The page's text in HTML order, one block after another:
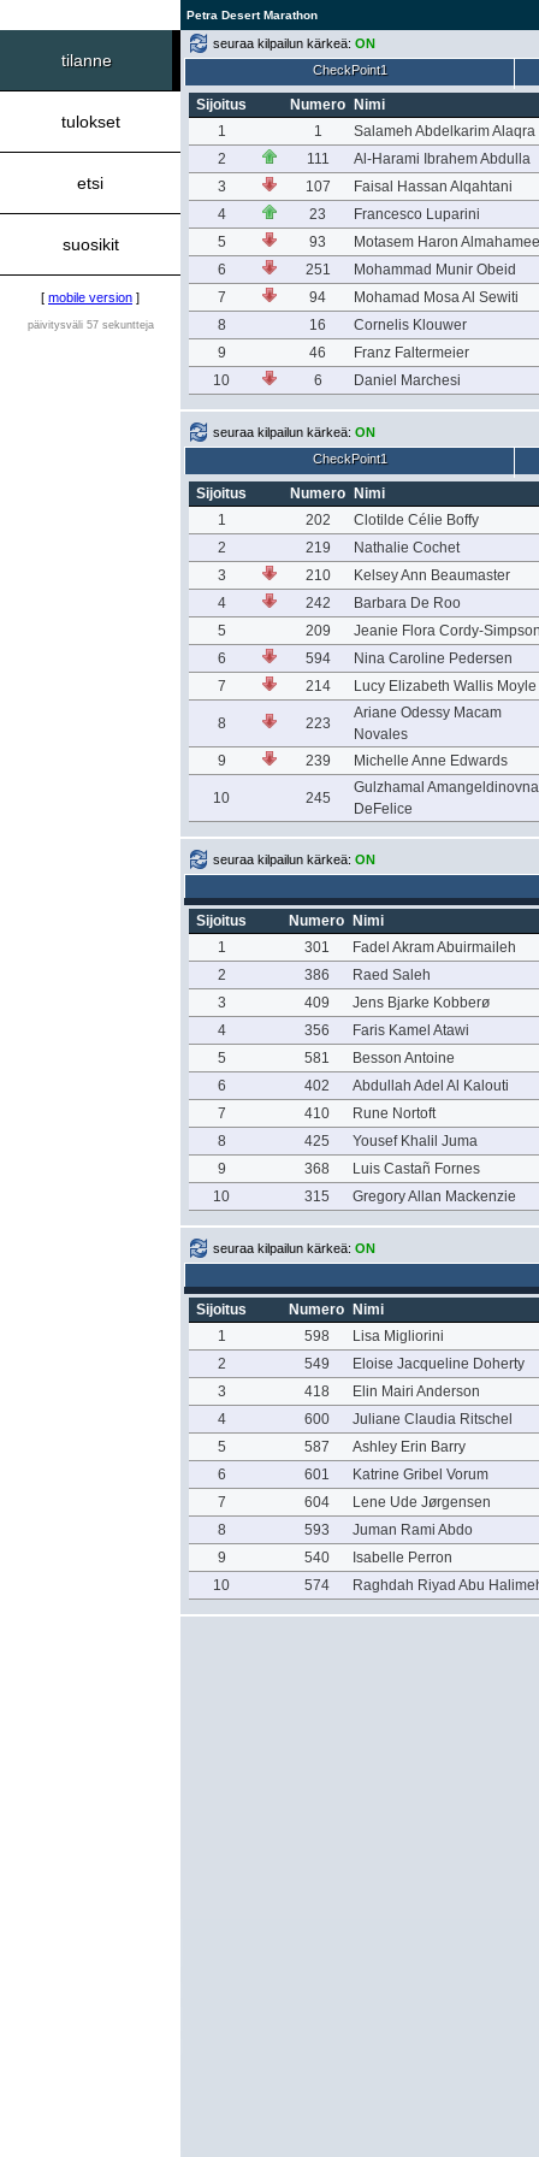
Petra Desert Marathon
tilanne
tulokset
etsi
suosikit
[ mobile version ]
päivitysväli 57 sekuntteja
seuraa kilpailun kärkeä: ON
CheckPoint1
Sijoitus Numero
Nimi
1
1
Salameh Abdelkarim Alaqra
2
111
Al-Harami Ibrahem Abdulla
3
107
Faisal Hassan Alqahtani
4
23
Francesco Luparini
5
93
Motasem Haron
6
251
Mohammad Munir Obeid
7
94
Mohamad Mosa Al Sewiti
8
16
Cornelis Klouwer
9
46
Franz Faltermeier
10
6 Daniel Marchesi
seuraa kilpailun kärkeä: ON
CheckPoint1
Sijoitus Numero
Nimi
1
202
Clotilde Célie Boffy
2
219
Nathalie Cochet
3
210
Kelsey Ann Beaumaster
4
242
Barbara De Roo
5
209
Jeanie Flora Cordy-
6
594
Nina Caroline Pedersen
7
214 Lucy Elizabeth Wallis Moyle
8 223
Ariane Odessy Macam
Novales
9
239 Michelle Anne Edwards
10 245
Gulzhamal Amangeldinovna
DeFelice
seuraa kilpailun kärkeä: ON
Sijoitus Numero
Nimi
1
301
Fadel Akram Abuirmaileh
2
386
Raed Saleh
3
409
Jens Bjarke Kobberø
4
356
Faris Kamel Atawi
5
581
Besson Antoine
6
402
Abdullah Adel Al Kalouti
7
410
Rune Nortoft
8
425
Yousef Khalil Juma
9
368
Luis Castañ Fornes
10
315 Gregory Allan Mackenzie
seuraa kilpailun kärkeä: ON
Sijoitus Numero
Nimi
1
598
Lisa Migliorini
2
549
Eloise Jacqueline Doherty
3
418
Elin Mairi Anderson
4
600
Juliane Claudia Ritschel
5
587
Ashley Erin Barry
6
601
Katrine Gribel Vorum
7
604
Lene Ude Jørgensen
8
593
Juman Rami Abdo
9
540
Isabelle Perron
10
574 Raghdah Riyad Abu